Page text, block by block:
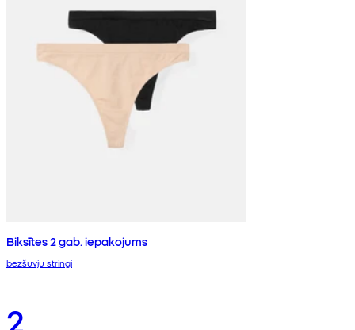
Biksītes 2 gab. iepakojums
bezšuvju stringi
2